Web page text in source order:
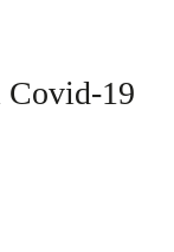
Covid-19